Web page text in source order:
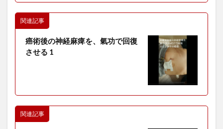
関連記事
癌術後の神経麻痺を、氣功で回復
させる 1
関連記事